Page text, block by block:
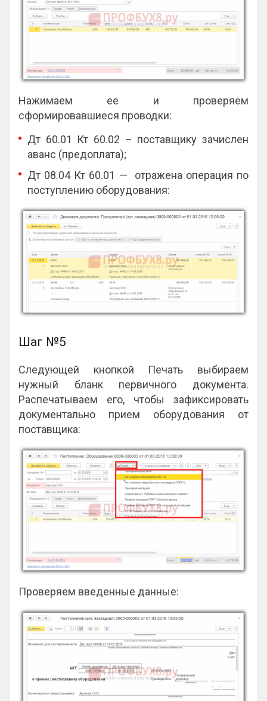
Нажимаем ее и проверяем
сформировавшиеся проводки:
Дт 60.01 Кт 60.02 – поставщику зачислен
аванс (предоплата);
Дт 08.04 Кт 60.01 — отражена операция по
поступлению оборудования:
Шаг №5
Следующей кнопкой Печать выбираем
нужный бланк первичного документа.
Распечатываем его, чтобы зафиксировать
документально прием оборудования от
поставщика:
Проверяем введенные данные: